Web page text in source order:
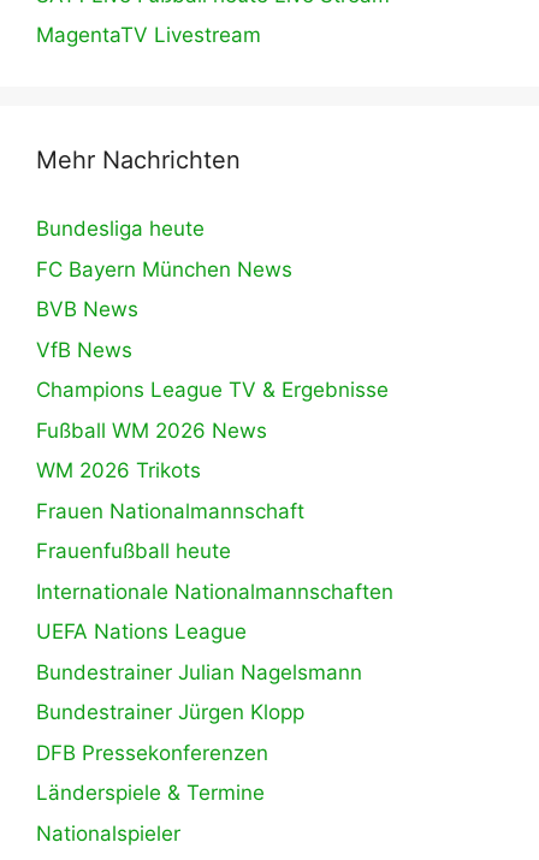
MagentaTV Livestream
Mehr Nachrichten
Bundesliga heute
FC Bayern München News
BVB News
VfB News
Champions League TV & Ergebnisse
Fußball WM 2026 News
WM 2026 Trikots
Frauen Nationalmannschaft
Frauenfußball heute
Internationale Nationalmannschaften
UEFA Nations League
Bundestrainer Julian Nagelsmann
Bundestrainer Jürgen Klopp
DFB Pressekonferenzen
Länderspiele & Termine
Nationalspieler